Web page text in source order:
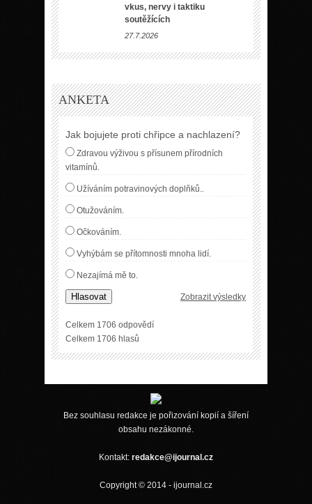
vkus, nervy i taktiku
soutěžících
27.7.2026
ANKETA
Jak bojujete proti chřipce a nachlazení?
Zdravou výživou s přísunem přírodních
vitamínů.
Užíváním potravinových doplňků..
Otužováním.
Očkováním.
Vyhýbám se přítomnosti mnoha lidí.
Nezajímá mě to.
Hlasovat Zobrazit výsledky
Celkem 1706 odpovědí
Celkem 1706 hlasů
Bez souhlasu redakce je pořizování kopií a šíření
obsahu nezákonné.
Kontakt: redakce@ijournal.cz
Copyright © 2014 - ijournal.cz